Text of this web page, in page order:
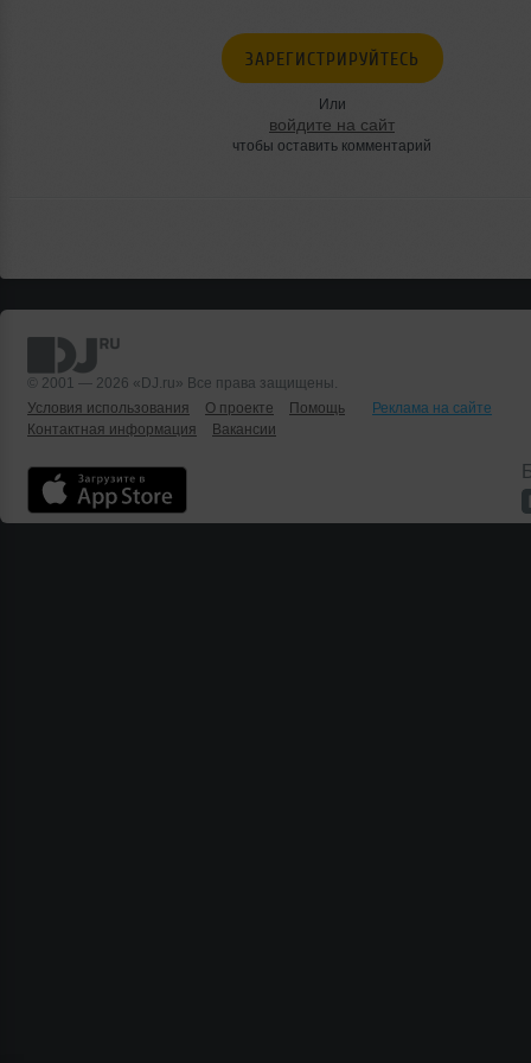
ЗАРЕГИСТРИРУЙТЕСЬ
Или
войдите на сайт
чтобы оставить комментарий
© 2001 — 2026 «DJ.ru» Все права защищены.
Условия использования
О проекте Помощь
Реклама на сайте
Контактная информация
Вакансии